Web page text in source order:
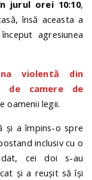
jurul orei 10:10,
însă aceasta a
agresiunea
violentă din
de camere de
oamenii legii.
și a împins-o spre
inclusiv cu o
cei doi s-au
și a reușit să își